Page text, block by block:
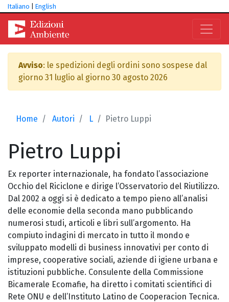
Italiano English
Avviso: le spedizioni degli ordini sono sospese dal
giorno 31 luglio al giorno 30 agosto 2026
Home Autori L Pietro Luppi
Pietro Luppi
Ex reporter internazionale, ha fondato l’associazione
Occhio del Riciclone e dirige l’Osservatorio del Riutilizzo.
Dal 2002 a oggi si è dedicato a tempo pieno all’analisi
delle economie della seconda mano pubblicando
numerosi studi, articoli e libri sull’argomento. Ha
compiuto indagini di mercato in tutto il mondo e
sviluppato modelli di business innovativi per conto di
imprese, cooperative sociali, aziende di igiene urbana e
istituzioni pubbliche. Consulente della Commissione
Bicamerale Ecomafie, ha diretto i comitati scientifici di
Rete ONU e dell’Instituto Latino de Cooperacion Tecnica.